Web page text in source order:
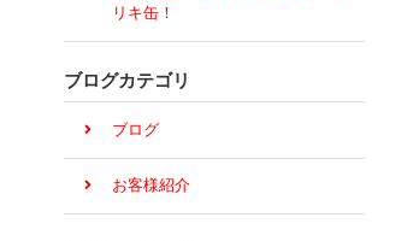
リキ缶！
ブログカテゴリ
ブログ
お客様紹介